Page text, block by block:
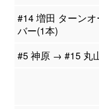
#14 増田 ターンオ
バー(1本)
#5 神原 → #15 丸